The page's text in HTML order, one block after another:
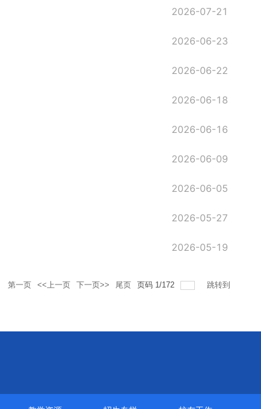
2026-07-21
2026-06-23
2026-06-22
2026-06-18
2026-06-16
2026-06-09
2026-06-05
2026-05-27
2026-05-19
第一页 <<上一页 下一页>> 尾页 页码 1/172 跳转到